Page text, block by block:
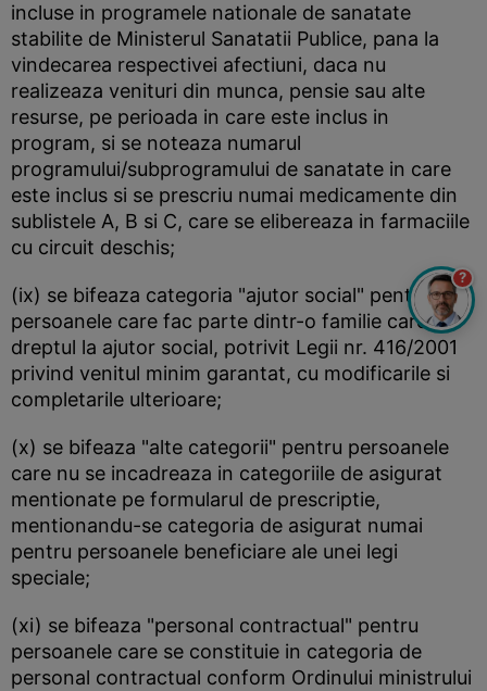
incluse in programele nationale de sanatate
stabilite de Ministerul Sanatatii Publice, pana la
vindecarea respectivei afectiuni, daca nu
realizeaza venituri din munca, pensie sau alte
resurse, pe perioada in care este inclus in
program, si se noteaza numarul
programului/subprogramului de sanatate in care
este inclus si se prescriu numai medicamente din
sublistele A, B si C, care se elibereaza in farmaciile
cu circuit deschis;
(ix) se bifeaza categoria "ajutor social" pentru
persoanele care fac parte dintr-o familie care are
dreptul la ajutor social, potrivit Legii nr. 416/2001
privind venitul minim garantat, cu modificarile si
completarile ulterioare;
(x) se bifeaza "alte categorii" pentru persoanele
care nu se incadreaza in categoriile de asigurat
mentionate pe formularul de prescriptie,
mentionandu-se categoria de asigurat numai
pentru persoanele beneficiare ale unei legi
speciale;
(xi) se bifeaza "personal contractual" pentru
persoanele care se constituie in categoria de
personal contractual conform Ordinului ministrului
?